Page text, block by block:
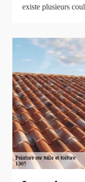
existe plusieurs